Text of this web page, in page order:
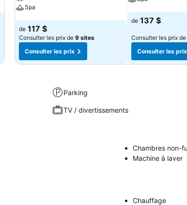
Spa
Consulter les prix
de 117 $
Consulter les prix de 9 sites
Consulter les prix
Consulter les prix
de 137 $
Consulter les prix de
Consulter les prix
Parking
TV / divertissements
Chambres non-
Machine à laver
Chauffage